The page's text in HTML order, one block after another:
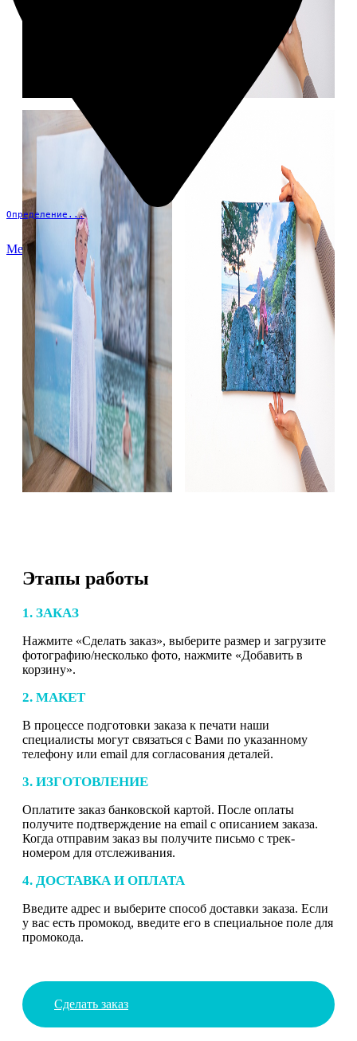
Определение...
Меню
Этапы работы
1. ЗАКАЗ
Нажмите «Сделать заказ», выберите размер и загрузите
фотографию/несколько фото, нажмите «Добавить в
корзину».
2. МАКЕТ
В процессе подготовки заказа к печати наши
специалисты могут связаться с Вами по указанному
телефону или email для согласования деталей.
3. ИЗГОТОВЛЕНИЕ
Оплатите заказ банковской картой. После оплаты
получите подтверждение на email с описанием заказа.
Когда отправим заказ вы получите письмо с трек-
номером для отслеживания.
4. ДОСТАВКА И ОПЛАТА
Введите адрес и выберите способ доставки заказа. Если
у вас есть промокод, введите его в специальное поле для
промокода.
Сделать заказ